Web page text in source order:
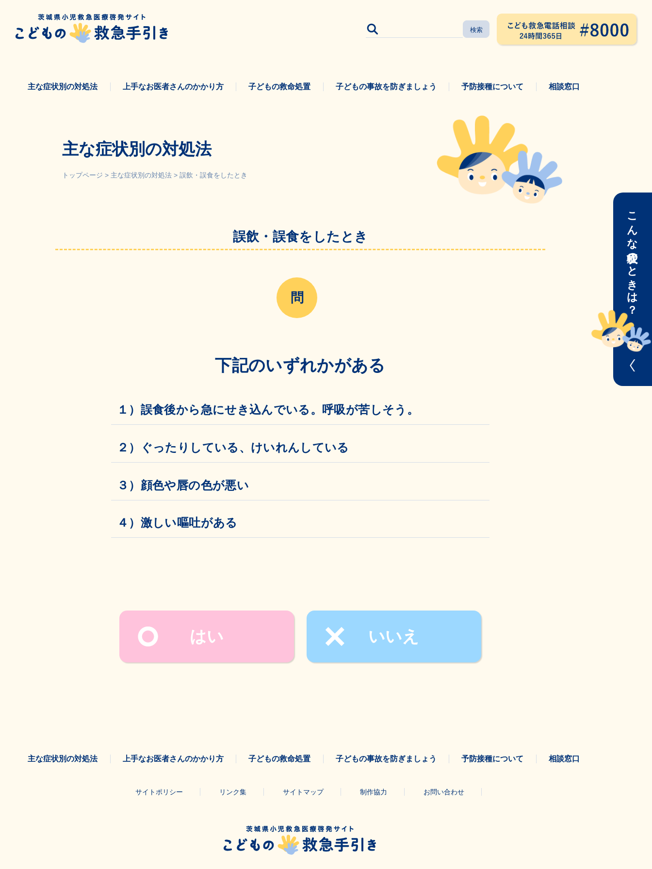
主な症状別の対処法 上手なお医者さんのかかり方 子どもの救命処置 子どもの事故を防ぎましょう 予防接種について 相談窓口
主な症状別の対処法
トップページ > 主な症状別の対処法 > 誤飲・誤食をしたとき
誤飲・誤食をしたとき
下記のいずれかがある
１）誤食後から急にせき込んでいる。呼吸が苦しそう。
２）ぐったりしている、けいれんしている
３）顔色や唇の色が悪い
４）激しい嘔吐がある
はい いいえ
主な症状別の対処法 上手なお医者さんのかかり方 子どもの救命処置 子どもの事故を防ぎましょう 予防接種について 相談窓口
こんな症状のときは？
サイトポリシー リンク集 サイトマップ 制作協力 お問い合わせ